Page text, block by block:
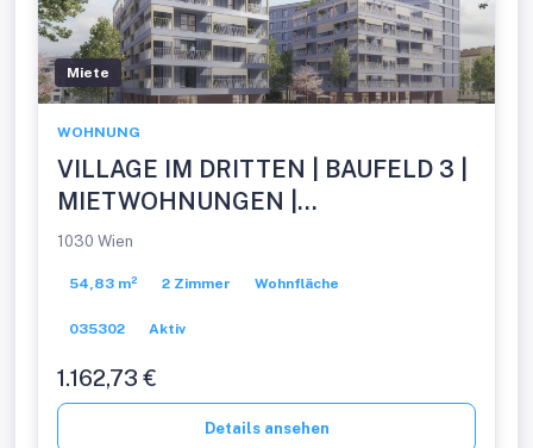
Miete
WOHNUNG
VILLAGE IM DRITTEN | BAUFELD 3 |
MIETWOHNUNGEN |
FERTIGSTELLUNG NOVEMBER
1030 Wien
54,83 m² 2 Zimmer Wohnfläche
035302 Aktiv
1.162,73 €
Details ansehen